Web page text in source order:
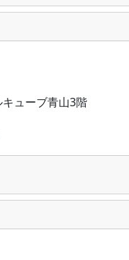
ューブ青山3階